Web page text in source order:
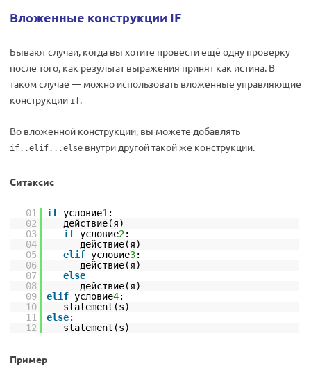
Вложенные конструкции IF
Бывают случаи, когда вы хотите провести ещё одну проверку
после того, как результат выражения принят как истина. В
таком случае — можно использовать вложенные управляющие
конструкции if.
Во вложенной конструкции, вы можете добавлять
if..elif...else внутри другой такой же конструкции.
Ситаксис
01 if условие1 :
02
действие(я)
03
if условие2:
04
действие(я)
05
elif условие3:
06
действие(я)
07
else
08
действие(я)
09
elif условие4:
10
statement(s)
11
else:
12
statement(s)
Пример